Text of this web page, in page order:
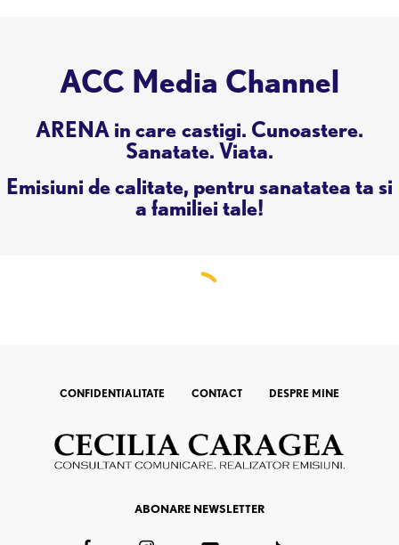
ACC Media Channel
ARENA in care castigi. Cunoastere.
Sanatate. Viata.
Emisiuni de calitate, pentru sanatatea ta si
a familiei tale!
CONFIDENTIALITATE CONTACT DESPRE MINE
ABONARE NEWSLETTER